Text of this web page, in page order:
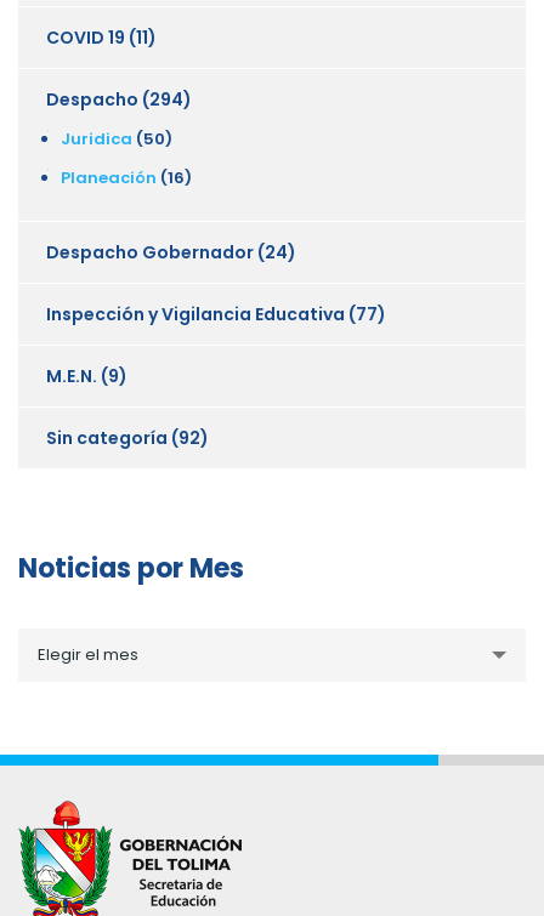
COVID 19 (11)
Despacho (294)
Juridica (50)
Planeación (16)
Despacho Gobernador (24)
Inspección y Vigilancia Educativa (77)
M.E.N. (9)
Sin categoría (92)
Noticias por Mes
porElegir el mes